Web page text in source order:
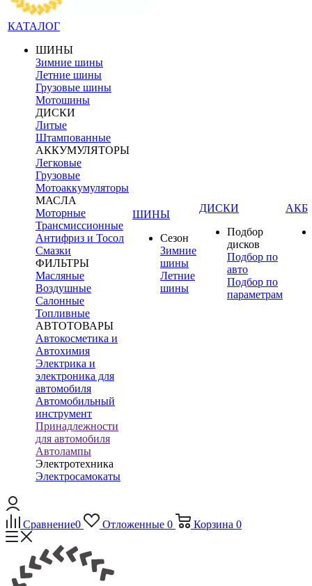
КАТАЛОГ
ШИНЫ
Зимние шины
Летние шины
Грузовые шины
Мотошины
ДИСКИ
Литые
Штампованные
АККУМУЛЯТОРЫ
Легковые
Грузовые
Мотоаккумуляторы
МАСЛА
Моторные
Трансмиссионные
Антифриз и Тосол
Смазки
ФИЛЬТРЫ
Масляные
Воздушные
Салонные
Топливные
АВТОТОВАРЫ
Автокосметика и
Автохимия
Электрика и
электроника для
автомобиля
Автомобильный
инструмент
Принадлежности
для автомобиля
Автолампы
Электротехника
Электросамокаты
ШИНЫ
Сезон
Зимние
шины
Летние
шины
ДИСКИ
Подбор
дисков
Подбор по
авто
Подбор по
параметрам
АКБ
Сравнение0 Отложенные 0 Корзина 0